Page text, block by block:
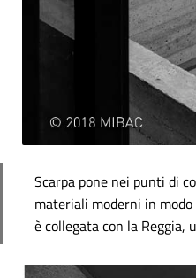
Scarpa pone nei punti di
materiali moderni in
è collegata con la Reggia,